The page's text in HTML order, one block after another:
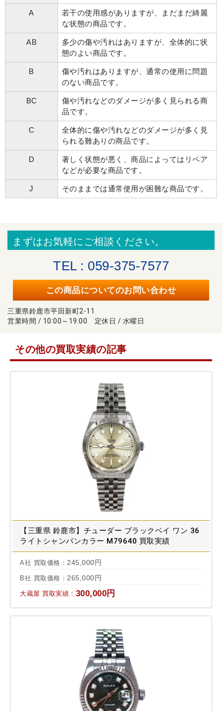
A
若干の使用感がありますが、まだまだ綺麗
な状態の商品です。
AB
多少の傷や汚れはありますが、全体的に状
態のよい商品です。
B
傷や汚れはありますが、通常の使用に問題
のない商品です。
BC
傷や汚れなどのダメージが多く見られる商
品です。
C
全体的に傷や汚れなどのダメージが多く見
られる難ありの商品です。
D
著しく状態が悪く、商品によってはリペア
などが必要な商品です。
J そのままでは通常使用が困難な商品です。
まずはお気軽にご相談ください。
TEL : 059-375-7577
この商品についてのお問い合わせ
三重県鈴鹿市平田新町2-11
営業時間 / 10:00～19:00 定休日 / 水曜日
その他の買取実績の記事
【三重県 鈴鹿市】チューダー ブラックベイ ワン 36
ライトシャンパンカラー M79640 買取実績
2025.11
A社 買取価格： 245,000円
B社 買取価格： 265,000円
大蔵屋 買取実績： 300,000円